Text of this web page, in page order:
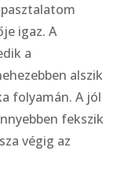
igaz. A
a
alszik
folyamán. A jól
fekszik
végig az